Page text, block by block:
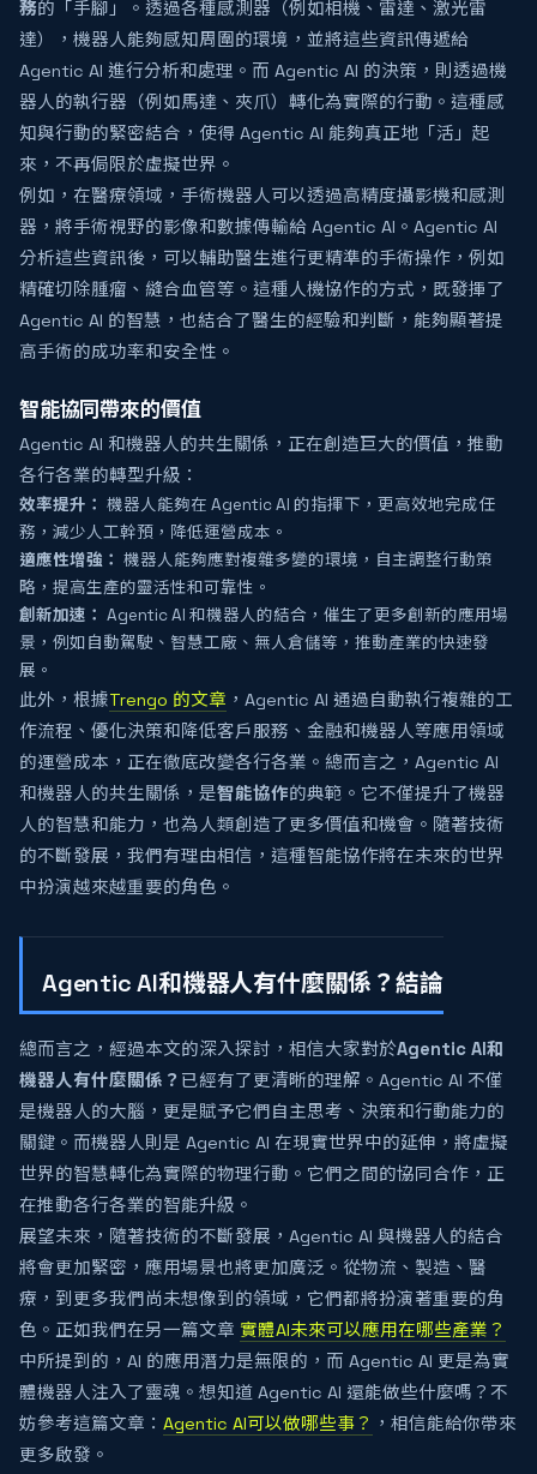
務的「手腳」。透過各種感測器（例如相機、雷達、激光雷
達），機器人能夠感知周圍的環境，並將這些資訊傳遞給
Agentic AI 進行分析和處理。而 Agentic AI 的決策，則透過機
器人的執行器（例如馬達、夾爪）轉化為實際的行動。這種感
知與行動的緊密結合，使得 Agentic AI 能夠真正地「活」起
來，不再侷限於虛擬世界。
例如，在醫療領域，手術機器人可以透過高精度攝影機和感測
器，將手術視野的影像和數據傳輸給 Agentic AI。Agentic AI
分析這些資訊後，可以輔助醫生進行更精準的手術操作，例如
精確切除腫瘤、縫合血管等。這種人機協作的方式，既發揮了
Agentic AI 的智慧，也結合了醫生的經驗和判斷，能夠顯著提
高手術的成功率和安全性。
智能協同帶來的價值
Agentic AI 和機器人的共生關係，正在創造巨大的價值，推動
各行各業的轉型升級：
效率提升： 機器人能夠在 Agentic AI 的指揮下，更高效地完成任
務，減少人工幹預，降低運營成本。
適應性增強： 機器人能夠應對複雜多變的環境，自主調整行動策
略，提高生產的靈活性和可靠性。
創新加速： Agentic AI 和機器人的結合，催生了更多創新的應用場
景，例如自動駕駛、智慧工廠、無人倉儲等，推動產業的快速發
展。
此外，根據Trengo 的文章 ，Agentic AI 通過自動執行複雜的工
作流程、優化決策和降低客戶服務、金融和機器人等應用領域
的運營成本，正在徹底改變各行各業。總而言之，Agentic AI
和機器人的共生關係，是智能協作的典範。它不僅提升了機器
人的智慧和能力，也為人類創造了更多價值和機會。隨著技術
的不斷發展，我們有理由相信，這種智能協作將在未來的世界
中扮演越來越重要的角色。
Agentic AI和機器人有什麼關係？結論
總而言之，經過本文的深入探討，相信大家對於Agentic AI和
機器人有什麼關係？ 已經有了更清晰的理解。Agentic AI 不僅
是機器人的大腦，更是賦予它們自主思考、決策和行動能力的
關鍵。而機器人則是 Agentic AI 在現實世界中的延伸，將虛擬
世界的智慧轉化為實際的物理行動。它們之間的協同合作，正
在推動各行各業的智能升級。
展望未來，隨著技術的不斷發展，Agentic AI 與機器人的結合
將會更加緊密，應用場景也將更加廣泛。從物流、製造、醫
療，到更多我們尚未想像到的領域，它們都將扮演著重要的角
色。正如我們在另一篇文章 實體AI未來可以應用在哪些產業？
中所提到的，AI 的應用潛力是無限的，而 Agentic AI 更是為實
體機器人注入了靈魂。想知道 Agentic AI 還能做些什麼嗎？不
妨參考這篇文章： Agentic AI可以做哪些事？ ，相信能給你帶來
更多啟發。